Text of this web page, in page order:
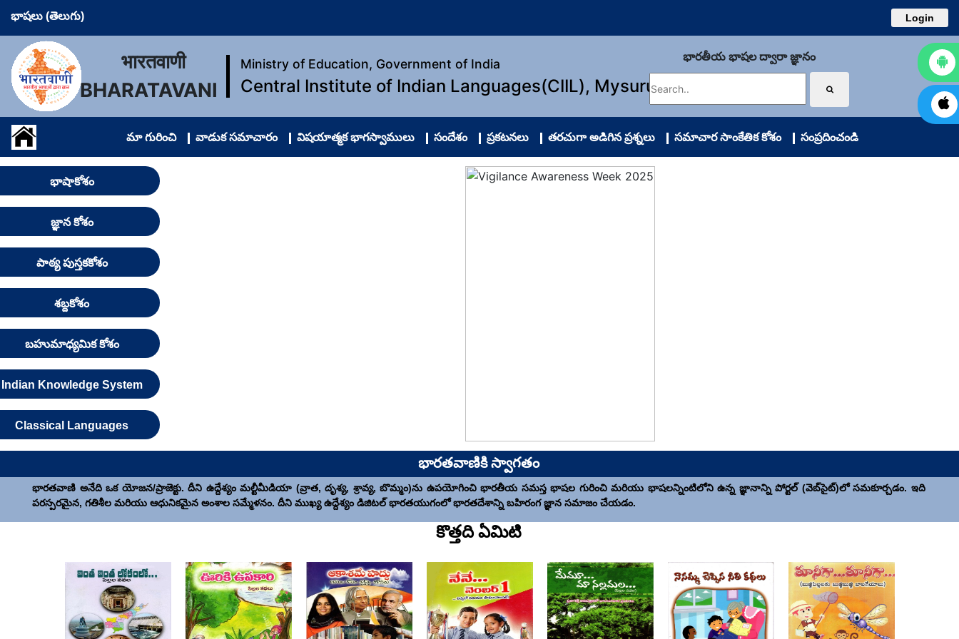
భాషలు (తెలుగు) Login
भारतवाणी
BHARATAVANI
Ministry of Education, Government of India
Central Institute of Indian Languages(CIIL), Mysuru
భారతీయ భాషల ద్వారా జ్ఞానం
మా గురించి వాడుక సమాచారం విషయాత్మక భాగస్వాములు సందేశం ప్రకటనలు తరచుగా అడిగిన ప్రశ్నలు సమాచార సాంకేతిక కోశం సంప్రదించండి
భాషాకోశం
జ్ఞాన కోశం
పాఠ్య పుస్తకకోశం
శబ్దకోశం
బహుమాధ్యమిక కోశం
Indian Knowledge System
Classical Languages
భారతవాణికి స్వాగతం
భారతవాణి అనేది ఒక యోజన/ప్రాజెక్టు. దీని ఉద్దేశ్యం మల్టీమీడియా (వ్రాత, దృశ్య, శ్రావ్య, బొమ్మం)ను ఉపయోగించి భారతీయ సమస్త భాషల గురించి మరియు భాషలన్నింటిలోని ఉన్న జ్ఞానాన్ని పోర్టల్ (వెబ్‍సైట్)లో సమకూర్చడం. ఇది
పరస్పరమైన, గతిశీల మరియు ఆధునికమైన అంశాల సమ్మేళనం. దీని ముఖ్య ఉద్దేశ్యం డిజిటల్ భారతయుగంలో భారతదేశాన్ని బహిరంగ జ్ఞాన సమాజం చేయడం.
కొత్తది ఏమిటి